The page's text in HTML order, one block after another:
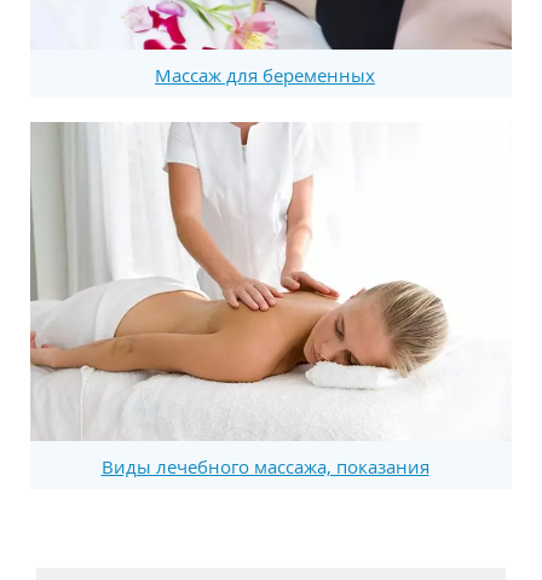
Массаж для беременных
Виды лечебного массажа, показания